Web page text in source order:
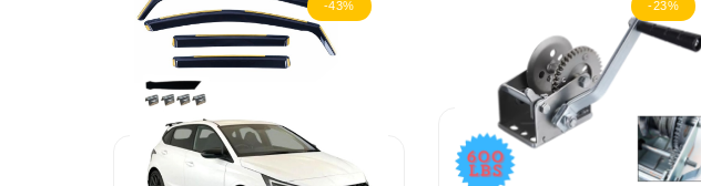
-43% -23%